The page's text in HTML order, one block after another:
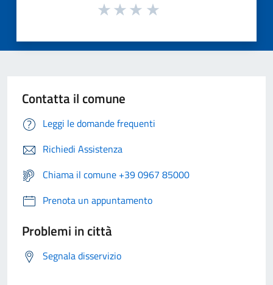
Contatta il comune
Leggi le domande frequenti
Richiedi Assistenza
Chiama il comune +39 0967 85000
Prenota un appuntamento
Problemi in città
Segnala disservizio